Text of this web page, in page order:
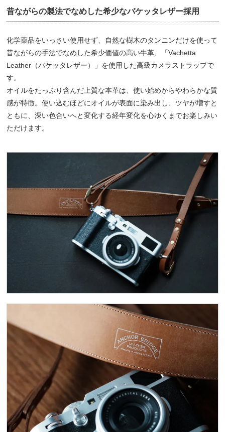
昔ながらの製法でなめした希少なバケッタレザー採用
化学薬品をいっさい使用せず、自然な樹木のタンニンだけを使って
昔ながらの手法でなめした希少価値の高い牛革、「Vachetta
Leather（バケッタレザー）」を使用した高級カメラストラップで
す。
オイルをたっぷり含んだ上質な本革は、使い始めからやわらかな質
感が特徴。使い込むほどにオイルが表面に染み出し、ツヤが増すと
ともに、深い色合いへと変化する経年変化を心ゆくまでお楽しみい
ただけます。